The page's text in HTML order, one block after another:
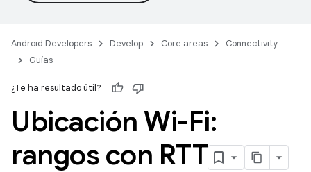
Android Developers Develop Core areas
Connectivity
Guías
¿Te ha resultado útil?
Ubicación Wi-Fi:
rangos con RTT